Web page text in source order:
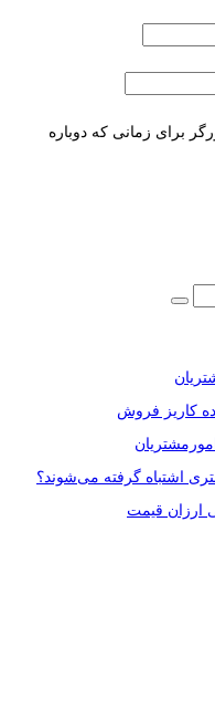
برای زمانی که دوباره
کاریز فروش
اشتباه گرفته می‌شوند؟